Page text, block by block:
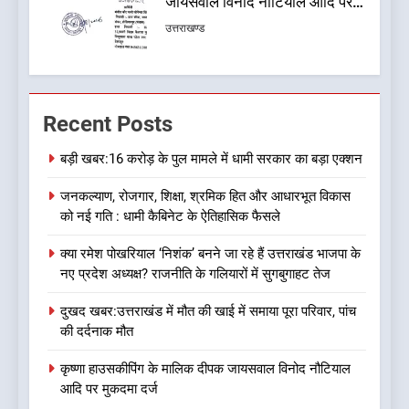
गोदियाल की टीम घोषित
उत्तराखण्ड
7
को भाजपा ने दी नई जिम्मेदारी ,इन पूर्व
8
देखें वीडियो:कांग्रेस का 2027 के
चुनाव जीतने पर फोकस पूरा, लेकिन
संगठन अभी भी अधूरा, कार्यकारिणी
को लेकर क्या बोले गोदियाल
उत्तराखण्ड
1
धामी सरकार का बड़ा एक्शन
Recent Posts
बड़ी खबर:16 करोड़ के पुल मामले में धामी सरकार का बड़ा एक्शन
जनकल्याण, रोजगार, शिक्षा, श्रमिक हित और आधारभूत विकास
को नई गति : धामी कैबिनेट के ऐतिहासिक फैसले
क्या रमेश पोखरियाल ‘निशंक’ बनने जा रहे हैं उत्तराखंड भाजपा के
नए प्रदेश अध्यक्ष? राजनीति के गलियारों में सुगबुगाहट तेज
दुखद खबर:उत्तराखंड में मौत की खाई में समाया पूरा परिवार, पांच
की दर्दनाक मौत
कृष्णा हाउसकीपिंग के मालिक दीपक जायसवाल विनोद नौटियाल
आदि पर मुकदमा दर्ज